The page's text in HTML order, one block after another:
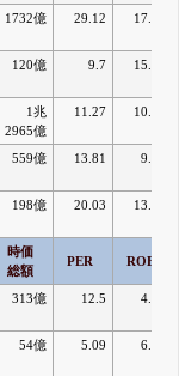
1732億 29.12 17.55
120億 9.7 15.64
1兆
2965億
11.27 10.45
559億 13.81 9.84
198億 20.03 13.29
時価
総額
PER ROE
313億 12.5 4.05
54億 5.09 6.33